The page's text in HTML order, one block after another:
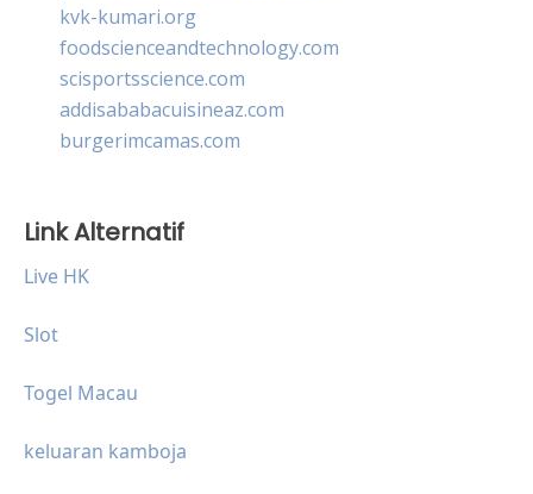
kvk-kumari.org
foodscienceandtechnology.com
scisportsscience.com
addisababacuisineaz.com
burgerimcamas.com
Link Alternatif
Live HK
Slot
Togel Macau
keluaran kamboja